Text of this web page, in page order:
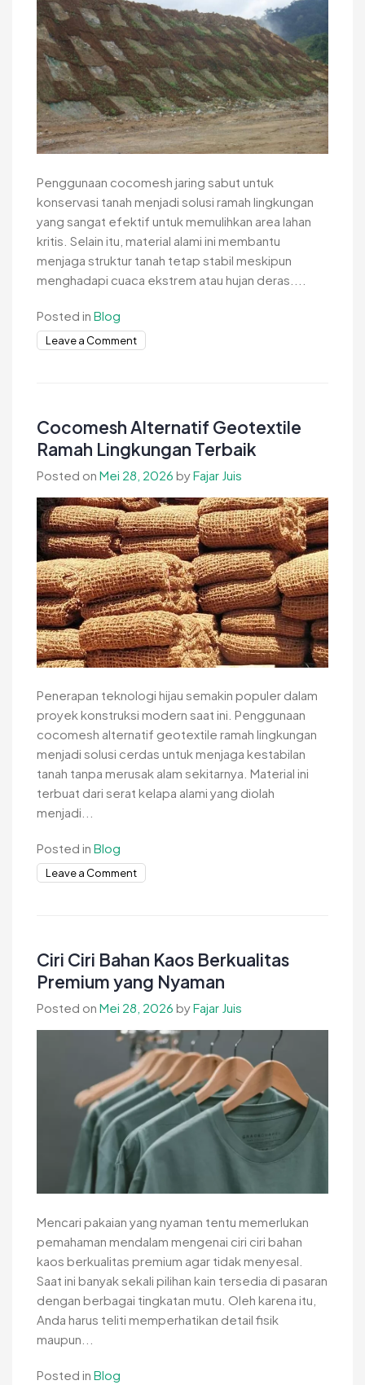
Penggunaan cocomesh jaring sabut untuk
konservasi tanah menjadi solusi ramah lingkungan
yang sangat efektif untuk memulihkan area lahan
kritis. Selain itu, material alami ini membantu
menjaga struktur tanah tetap stabil meskipun
menghadapi cuaca ekstrem atau hujan deras....
Posted in Blog
Leave a Commenton
dalam
Konservasi
Tanah
dan
Air
Cocomesh Alternatif Geotextile
Ramah Lingkungan Terbaik
Posted on Mei 28, 2026 byFajar Juis
Penerapan teknologi hijau semakin populer dalam
proyek konstruksi modern saat ini. Penggunaan
cocomesh alternatif geotextile ramah lingkungan
menjadi solusi cerdas untuk menjaga kestabilan
tanah tanpa merusak alam sekitarnya. Material ini
terbuat dari serat kelapa alami yang diolah
menjadi...
Posted in Blog
Leave a Commenton
Lingkungan
Terbaik
Ciri Ciri Bahan Kaos Berkualitas
Premium yang Nyaman
Posted on Mei 28, 2026 byFajar Juis
Mencari pakaian yang nyaman tentu memerlukan
pemahaman mendalam mengenai ciri ciri bahan
kaos berkualitas premium agar tidak menyesal.
Saat ini banyak sekali pilihan kain tersedia di pasaran
dengan berbagai tingkatan mutu. Oleh karena itu,
Anda harus teliti memperhatikan detail fisik
maupun...
Posted in Blog